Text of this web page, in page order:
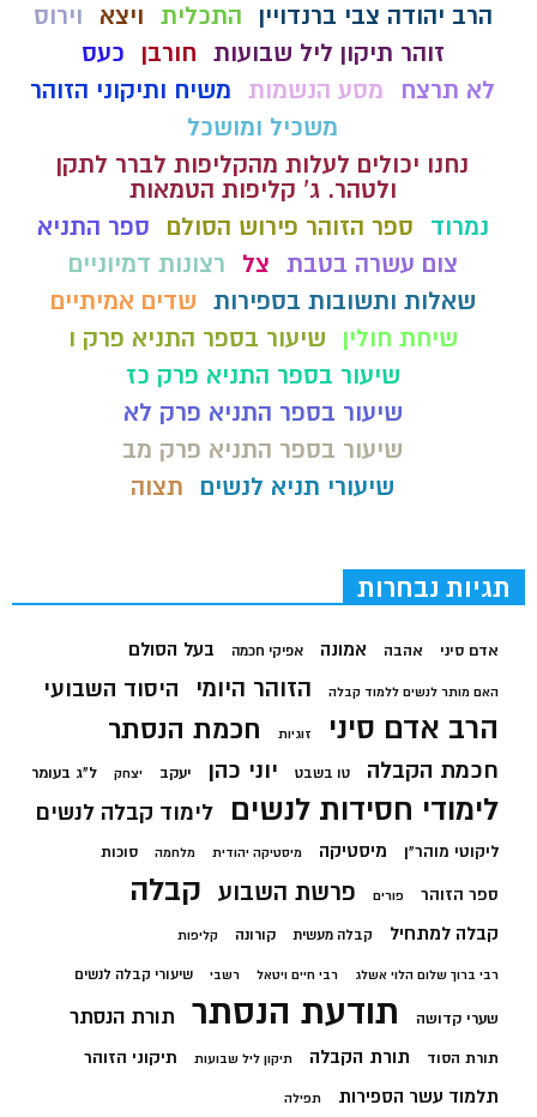
הרב יהודה צבי ברנדויין
התכלית ויצא
וירוס
זוהר תיקון ליל שבועות חורבן
כעס
לא תרצח
מסע הנשמות משיח ותיקוני הזוהר
משכיל ומושכל
נחנו יכולים לעלות מהקליפות לברר לתקן
ולטהר. ג' קליפות הטמאות
נמרוד
ספר הזוהר פירוש הסולם
ספר התניא
צום עשרה בטבת צל
רצונות דמיוניים
שאלות ותשובות בספירות שדים אמיתיים
שיחת חולין
שיעור בספר התניא פרק ו
שיעור בספר התניא פרק כז
שיעור בספר התניא פרק לא
שיעור בספר התניא פרק מב
שיעורי תניא לנשים
תצוה
תגיות נבחרות
אדם סיני אהבה אמונה אפיקי חכמה בעל הסולם
האם מותר לנשים ללמוד קבלה הזוהר היומי היסוד השבועי
הרב אדם סיני זוגיות חכמת הנסתר
חכמת הקבלה טו בשבט יוני כהן יעקב יצחק ל"ג בעומר
לימודי חסידות לנשים לימוד קבלה לנשים
ליקוטי מוהר"ן מיסטיקה מיסטיקה יהודית מלחמה סוכות
ספר הזוהר פורים פרשת השבוע קבלה
קבלה למתחיל קבלה מעשית קורונה קליפות
רבי ברוך שלום הלוי אשלג רבי חיים ויטאל רשבי שיעורי קבלה לנשים
שערי קדושה תודעת הנסתר תורת הנסתר
תורת הסוד תורת הקבלה תיקון ליל שבועות תיקוני הזוהר
תלמוד עשר הספירות תפילה